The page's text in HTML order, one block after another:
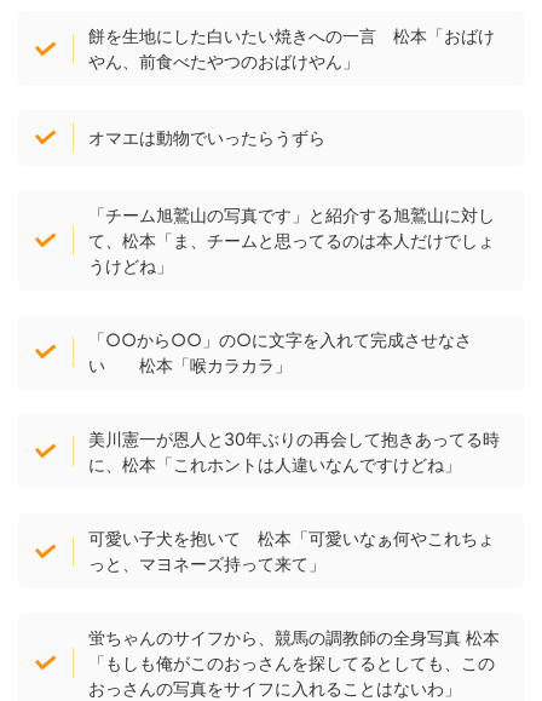
餅を生地にした白いたい焼きへの一言 松本「おばけ
やん、前食べたやつのおばけやん」
オマエは動物でいったらうずら
「チーム旭鷲山の写真です」と紹介する旭鷲山に対し
て、松本「ま、チームと思ってるのは本人だけでしょ
うけどね」
「○○から○○」の○に文字を入れて完成させなさ
い 松本「喉カラカラ」
美川憲一が恩人と30年ぶりの再会して抱きあってる時
に、松本「これホントは人違いなんですけどね」
可愛い子犬を抱いて 松本「可愛いなぁ何やこれちょ
っと、マヨネーズ持って来て」
蛍ちゃんのサイフから、競馬の調教師の全身写真 松本
「もしも俺がこのおっさんを探してるとしても、この
おっさんの写真をサイフに入れることはないわ」